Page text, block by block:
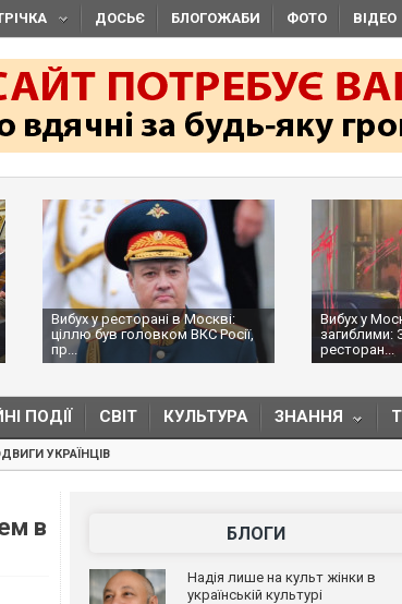
ДОСЬЄ БЛОГОЖАБИ ФОТО ВІДЕО
Вибух у ресторані в Москві:
ціллю був головком ВКС Росії,
пр...
Вибух у
загиблими:
ресторан...
ПОДІЇ СВІТ КУЛЬТУРА ЗНАННЯ
УКРАЇНЦІВ
в
БЛОГИ
Надія лише на культ жінки в
українській культурі